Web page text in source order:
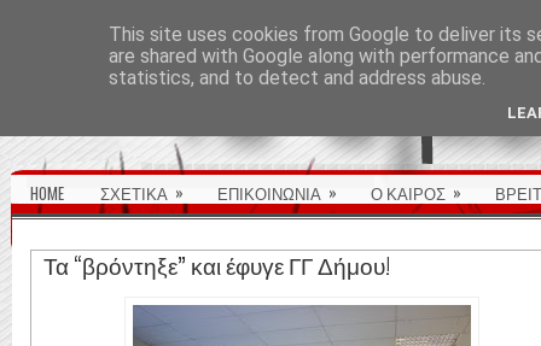
HOME ΣΧΕΤΙΚΑ » ΕΠΙΚΟΙΝΩΝΙΑ » Ο ΚΑΙΡΟΣ »
Τα “βρόντηξε” και έφυγε ΓΓ Δήμου!
This site uses cookies from Google to deliver its
are shared with Google along with performance
statistics, and to detect and address abuse.